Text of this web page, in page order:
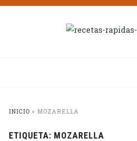
INICIO » MOZARELLA
ETIQUETA: MOZARELLA